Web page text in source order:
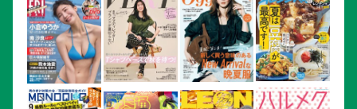
チーズFILE／表紙のレシピ
【チーズdeおつまみアラカルト】 クリームチーズやっこ
クリームチーズのおかかボール／クリームチーズのおかきま
ぶし
パリパリチーズコーン／そうめんチーズスナック